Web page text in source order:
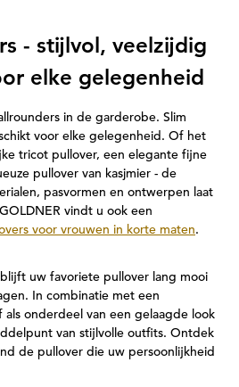
- stijlvol, veelzijdig
elke gelegenheid
in de garderobe. Slim
voor elke gelegenheid. Of het
tricot pullover, een elegante fijne
pullover van kasjmier - de
pasvormen en ontwerpen laat
vindt u ook een
voor vrouwen in korte maten.
uw favoriete pullover lang mooi
In combinatie met een
onderdeel van een gelaagde look
van stijlvolle outfits. Ontdek
de pullover die uw persoonlijkheid